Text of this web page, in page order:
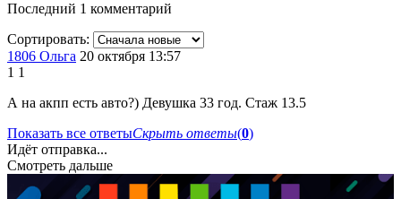
Последний 1 комментарий
Сортировать:
1806 Ольга 20 октября 13:57
1 1
А на акпп есть авто?) Девушка 33 год. Стаж 13.5
Показать все ответыСкрыть ответы(0)
Идёт отправка...
Смотреть дальше